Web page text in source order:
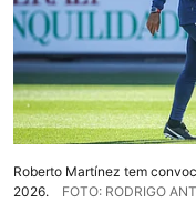
Roberto Martínez tem
2026.
FOTO: RODRIGO